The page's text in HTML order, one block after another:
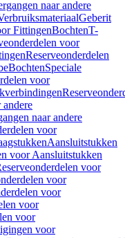
naar andere
Geberit
FittingenBochtenT-
voor
Reserveonderdelen
BochtenSpeciale
voor
andere
naar andere
voor
Aansluitstukken
voor Aansluitstukken
voor
voor
voor
voor
voor
voor